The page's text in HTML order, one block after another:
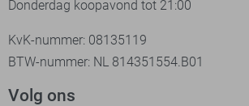
Donderdag koopavond tot 21:00
KvK-nummer: 08135119
BTW-nummer: NL 814351554.B01
Volg ons